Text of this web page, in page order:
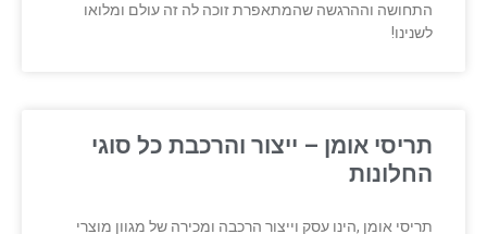
התחושה וההרגשה שהמתאפרת זוכה לה זה עולם ומלואו
לשנינו!
תריסי אומן – ייצור והרכבת כל סוגי
החלונות
תריסי אומן ,הינו עסק וייצור הרכבה ומכירה של מגוון מוצרי